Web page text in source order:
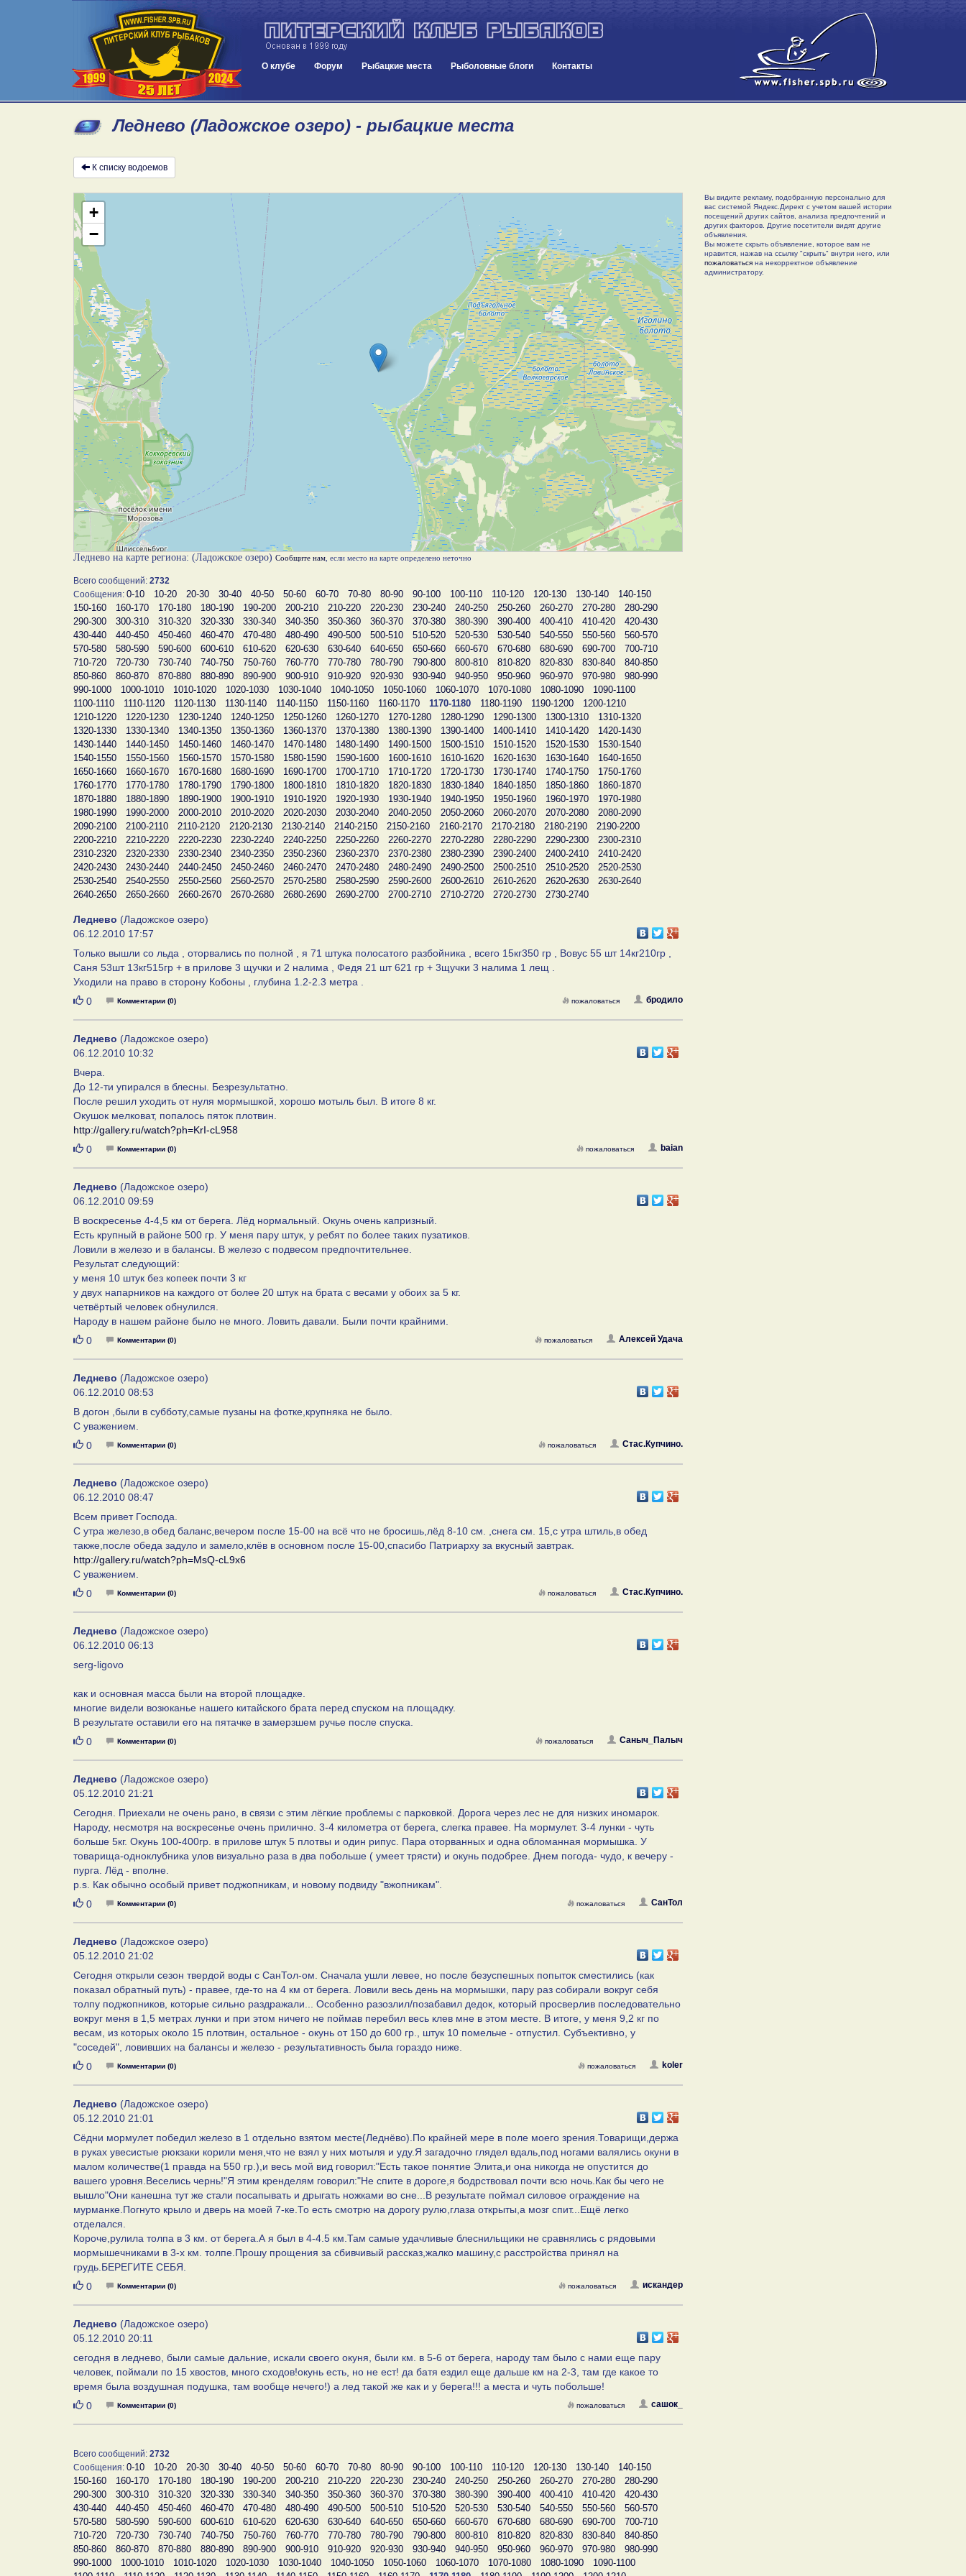
О клубе Форум Рыбацкие места Рыболовные блоги Контакты
Леднево (Ладожское озеро) - рыбацкие места
К списку водоемов
+
−
Леднево на карте региона: (Ладожское озеро) Сообщите нам , если место на карте определено неточно
Всего сообщений: 2732
Сообщения: 0-10 10-20 20-30 30-40 40-50 50-60 60-70 70-80 80-90 90-100 100-110 110-120 120-130 130-140
140-150
150-160
160-170 170-180 180-190 190-200 200-210 210-220 220-230 230-240 240-250 250-260 260-270 270-280
280-290
290-300
300-310 310-320 320-330 330-340 340-350 350-360 360-370 370-380 380-390 390-400 400-410 410-420
420-430
430-440
440-450 450-460 460-470 470-480 480-490 490-500 500-510 510-520 520-530 530-540 540-550 550-560
560-570
570-580
580-590 590-600 600-610 610-620 620-630 630-640 640-650 650-660 660-670 670-680 680-690 690-700
700-710
710-720
720-730 730-740 740-750 750-760 760-770 770-780 780-790 790-800 800-810 810-820 820-830 830-840
840-850
850-860
860-870 870-880 880-890 890-900 900-910 910-920 920-930 930-940 940-950 950-960 960-970 970-980
980-990
990-1000
1000-1010 1010-1020 1020-1030 1030-1040 1040-1050 1050-1060 1060-1070 1070-1080 1080-1090
1090-1100
1100-1110
1110-1120 1120-1130 1130-1140 1140-1150 1150-1160 1160-1170 1170-1180 1180-1190 1190-1200
1200-1210
1210-1220
1220-1230 1230-1240 1240-1250 1250-1260 1260-1270 1270-1280 1280-1290 1290-1300 1300-1310
1310-1320
1320-1330
1330-1340 1340-1350 1350-1360 1360-1370 1370-1380 1380-1390 1390-1400 1400-1410 1410-1420
1420-1430
1430-1440
1440-1450 1450-1460 1460-1470 1470-1480 1480-1490 1490-1500 1500-1510 1510-1520 1520-1530
1530-1540
1540-1550
1550-1560 1560-1570 1570-1580 1580-1590 1590-1600 1600-1610 1610-1620 1620-1630 1630-1640
1640-1650
1650-1660
1660-1670 1670-1680 1680-1690 1690-1700 1700-1710 1710-1720 1720-1730 1730-1740 1740-1750
1750-1760
1760-1770
1770-1780 1780-1790 1790-1800 1800-1810 1810-1820 1820-1830 1830-1840 1840-1850 1850-1860
1860-1870
1870-1880
1880-1890 1890-1900 1900-1910 1910-1920 1920-1930 1930-1940 1940-1950 1950-1960 1960-1970
1970-1980
1980-1990
1990-2000 2000-2010 2010-2020 2020-2030 2030-2040 2040-2050 2050-2060 2060-2070 2070-2080
2080-2090
2090-2100
2100-2110 2110-2120 2120-2130 2130-2140 2140-2150 2150-2160 2160-2170 2170-2180 2180-2190
2190-2200
2200-2210
2210-2220 2220-2230 2230-2240 2240-2250 2250-2260 2260-2270 2270-2280 2280-2290 2290-2300
2300-2310
2310-2320
2320-2330 2330-2340 2340-2350 2350-2360 2360-2370 2370-2380 2380-2390 2390-2400 2400-2410
2410-2420
2420-2430
2430-2440 2440-2450 2450-2460 2460-2470 2470-2480 2480-2490 2490-2500 2500-2510 2510-2520
2520-2530
2530-2540
2540-2550 2550-2560 2560-2570 2570-2580 2580-2590 2590-2600 2600-2610 2610-2620 2620-2630
2630-2640
2640-2650
2650-2660 2660-2670 2670-2680 2680-2690 2690-2700 2700-2710 2710-2720 2720-2730 2730-2740
Леднево (Ладожское озеро)
06.12.2010 17:57
Только вышли со льда , оторвались по полной , я 71 штука полосатого разбойника , всего 15кг350 гр , Вовус 55 шт 14кг210гр ,
Саня 53шт 13кг515гр + в прилове 3 щучки и 2 налима , Федя 21 шт 621 гр + 3щучки 3 налима 1 лещ .
Уходили на право в сторону Кобоны , глубина 1.2-2.3 метра .
Нравится
0 Комментарии (0) бродило
пожаловаться
Леднево (Ладожское озеро)
06.12.2010 10:32
Вчера.
До 12-ти упирался в блесны. Безрезультатно.
После решил уходить от нуля мормышкой, хорошо мотыль был. В итоге 8 кг.
Окушок мелковат, попалось пяток плотвин.
http://gallery.ru/watch?ph=KrI-cL958
Нравится
0 Комментарии (0) baian
пожаловаться
Леднево (Ладожское озеро)
06.12.2010 09:59
В воскресенье 4-4,5 км от берега. Лёд нормальный. Окунь очень капризный.
Есть крупный в районе 500 гр. У меня пару штук, у ребят по более таких пузатиков.
Ловили в железо и в балансы. В железо с подвесом предпочтительнее.
Результат следующий:
у меня 10 штук без копеек почти 3 кг
у двух напарников на каждого от более 20 штук на брата с весами у обоих за 5 кг.
четвёртый человек обнулился.
Народу в нашем районе было не много. Ловить давали. Были почти крайними.
Нравится
0 Комментарии (0) Алексей Удача
пожаловаться
Леднево (Ладожское озеро)
06.12.2010 08:53
В догон ,были в субботу,самые пузаны на фотке,крупняка не было.
С уважением.
Нравится
0 Комментарии (0) Стас.Купчино.
пожаловаться
Леднево (Ладожское озеро)
06.12.2010 08:47
Всем привет Господа.
С утра железо,в обед баланс,вечером после 15-00 на всё что не бросишь,лёд 8-10 см. ,снега см. 15,с утра штиль,в обед
также,после обеда задуло и замело,клёв в основном после 15-00,спасибо Патриарху за вкусный завтрак.
http://gallery.ru/watch?ph=MsQ-cL9x6
С уважением.
Нравится
0 Комментарии (0) Стас.Купчино.
пожаловаться
Леднево (Ладожское озеро)
06.12.2010 06:13
serg-ligovo
как и основная масса были на второй площадке.
многие видели возюканье нашего китайского брата перед спуском на площадку.
В результате оставили его на пятачке в замерзшем ручье после спуска.
Нравится
0 Комментарии (0) Саныч_Палыч
пожаловаться
Леднево (Ладожское озеро)
05.12.2010 21:21
Сегодня. Приехали не очень рано, в связи с этим лёгкие проблемы с парковкой. Дорога через лес не для низких иномарок.
Народу, несмотря на воскресенье очень прилично. 3-4 километра от берега, слегка правее. На мормулет. 3-4 лунки - чуть
больше 5кг. Окунь 100-400гр. в прилове штук 5 плотвы и один рипус. Пара оторванных и одна обломанная мормышка. У
товарища-одноклубника улов визуально раза в два побольше ( умеет трясти) и окунь подобрее. Днем погода- чудо, к вечеру -
пурга. Лёд - вполне.
p.s. Как обычно особый привет поджопникам, и новому подвиду "вжопникам".
Нравится
0 Комментарии (0) СанТол
пожаловаться
Леднево (Ладожское озеро)
05.12.2010 21:02
Сегодня открыли сезон твердой воды с СанТол-ом. Сначала ушли левее, но после безуспешных попыток сместились (как
показал обратный путь) - правее, где-то на 4 км от берега. Ловили весь день на мормышки, пару раз собирали вокруг себя
толпу поджопников, которые сильно раздражали... Особенно разозлил/позабавил дедок, который просверлив последовательно
вокруг меня в 1,5 метрах лунки и при этом ничего не поймав перебил весь клев мне в этом месте. В итоге, у меня 9,2 кг по
весам, из которых около 15 плотвин, остальное - окунь от 150 до 600 гр., штук 10 помельче - отпустил. Субъективно, у
"соседей", ловивших на балансы и железо - результативность была гораздо ниже.
Нравится
0 Комментарии (0) koler
пожаловаться
Леднево (Ладожское озеро)
05.12.2010 21:01
Сёдни мормулет победил железо в 1 отдельно взятом месте(Леднёво).По крайней мере в поле моего зрения.Товарищи,держа
в руках увесистые рюкзаки корили меня,что не взял у них мотыля и уду.Я загадочно глядел вдаль,под ногами валялись окуни в
малом количестве(1 правда на 550 гр.),и весь мой вид говорил:"Есть такое понятие Элита,и она никогда не опустится до
вашего уровня.Веселись чернь!"Я этим кренделям говорил:"Не спите в дороге,я бодрствовал почти всю ночь.Как бы чего не
вышло"Они канешна тут же стали посапывать и дрыгать ножками во сне...В результате поймал силовое ограждение на
мурманке.Погнуто крыло и дверь на моей 7-ке.То есть смотрю на дорогу рулю,глаза открыты,а мозг спит...Ещё легко
отделался.
Короче,рулила толпа в 3 км. от берега.А я был в 4-4.5 км.Там самые удачливые блеснильщики не сравнялись с рядовыми
мормышечниками в 3-х км. толпе.Прошу прощения за сбивчивый рассказ,жалко машину,с расстройства принял на
грудь.БЕРЕГИТЕ СЕБЯ.
Нравится
0 Комментарии (0) искандер
пожаловаться
Леднево (Ладожское озеро)
05.12.2010 20:11
сегодня в леднево, были самые дальние, искали своего окуня, были км. в 5-6 от берега, народу там было с нами еще пару
человек, поймали по 15 хвостов, много сходов!окунь есть, но не ест! да батя ездил еще дальше км на 2-3, там где какое то
время была воздушная подушка, там вообще нечего!) а лед такой же как и у берега!!! а места и чуть побольше!
Нравится
0 Комментарии (0) сашок_
пожаловаться
Всего сообщений: 2732
Сообщения: 0-10 10-20 20-30 30-40 40-50 50-60 60-70 70-80 80-90 90-100 100-110 110-120 120-130 130-140
140-150
150-160
160-170 170-180 180-190 190-200 200-210 210-220 220-230 230-240 240-250 250-260 260-270 270-280
280-290
290-300
300-310 310-320 320-330 330-340 340-350 350-360 360-370 370-380 380-390 390-400 400-410 410-420
420-430
430-440
440-450 450-460 460-470 470-480 480-490 490-500 500-510 510-520 520-530 530-540 540-550 550-560
560-570
570-580
580-590 590-600 600-610 610-620 620-630 630-640 640-650 650-660 660-670 670-680 680-690 690-700
700-710
710-720
720-730 730-740 740-750 750-760 760-770 770-780 780-790 790-800 800-810 810-820 820-830 830-840
840-850
850-860
860-870 870-880 880-890 890-900 900-910 910-920 920-930 930-940 940-950 950-960 960-970 970-980
980-990
990-1000
1000-1010 1010-1020 1020-1030 1030-1040 1040-1050 1050-1060 1060-1070 1070-1080 1080-1090
1090-1100
Вы видите рекламу, подобранную персонально для
вас системой Яндекс.Директ с учетом вашей истории
посещений других сайтов, анализа предпочтений и
других факторов. Другие посетители видят другие
объявления.
Вы можете скрыть объявление, которое вам не
нравится, нажав на ссылку "скрыть" внутри него, или
пожаловатьсяна некорректное объявление
администратору.